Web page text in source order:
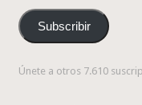
correo
electrónico
Subscribir
Únete a otros 7.610